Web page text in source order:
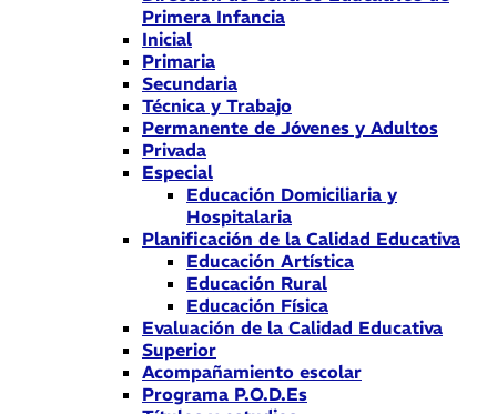
Primera Infancia
Inicial
Primaria
Secundaria
Técnica y Trabajo
Permanente de Jóvenes y Adultos
Privada
Especial
Educación Domiciliaria y
Hospitalaria
Planificación de la Calidad Educativa
Educación Artística
Educación Rural
Educación Física
Evaluación de la Calidad Educativa
Superior
Acompañamiento escolar
Programa P.O.D.Es